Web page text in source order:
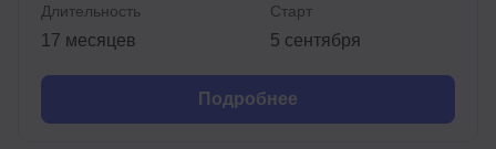
Длительность
17 месяцев
Старт
5 сентября
Подробнее